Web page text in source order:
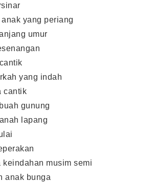
yang periang
umur
yang indah
cantik
gunung
lapang
keindahan musim semi
anak bunga